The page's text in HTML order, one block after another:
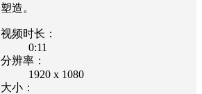
塑造。
视频时长：
0:11
分辨率：
1920 x 1080
大小：